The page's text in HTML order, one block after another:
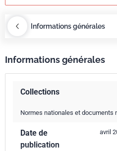
Informations générales
Informations générales
Collections
Normes nationales et documents
Date de
publication
avril